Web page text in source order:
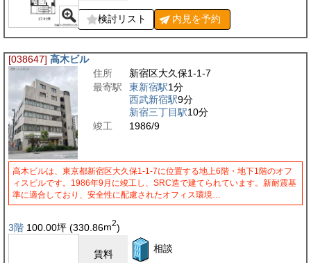
検討リスト 内見を予約
[038647] 高木ビル
住所
新宿区大久保1-1-7
最寄駅
東新宿駅1分
西武新宿駅9分
新宿三丁目駅10分
竣工
1986/9
高木ビルは、東京都新宿区大久保1-1-7に位置する地上6階・地下1階のオフ
ィスビルです。1986年9月に竣工し、SRC造で建てられています。新耐震基
準に適合しており、安全性に配慮されたオフィス環境…
3階 100.00坪 (330.86m2)
賃料 相談